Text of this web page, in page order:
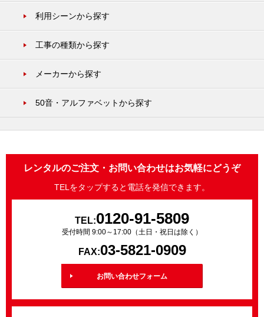
利用シーンから探す
工事の種類から探す
メーカーから探す
50音・アルファベットから探す
レンタルのご注文・お問い合わせはお気軽にどうぞ
TELをタップすると電話を発信できます。
TEL:0120-91-5809
受付時間 9:00～17:00（土日・祝日は除く）
FAX:03-5821-0909
お問い合わせフォーム